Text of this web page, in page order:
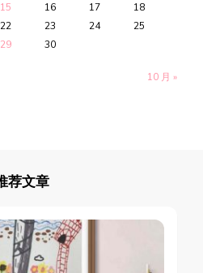
15 16 17
18
22 23 24
25
29 30
10 月 »
荐文章